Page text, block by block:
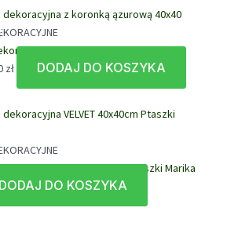
stronie
zł.35,00 zł.
z koronką ązurową 40×40
zł.
złAktualna
cena
35,00 zł.
DODAJ DO KOSZYKA
VELVET 40x40cm Ptaszki Marika
DODAJ DO KOSZYKA